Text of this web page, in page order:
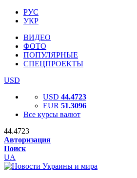
РУС
УКР
ВИДЕО
ФОТО
ПОПУЛЯРНЫЕ
СПЕЦПРОЕКТЫ
USD
USD 44.4723
EUR 51.3096
Все курсы валют
44.4723
Авторизация
Поиск
UA